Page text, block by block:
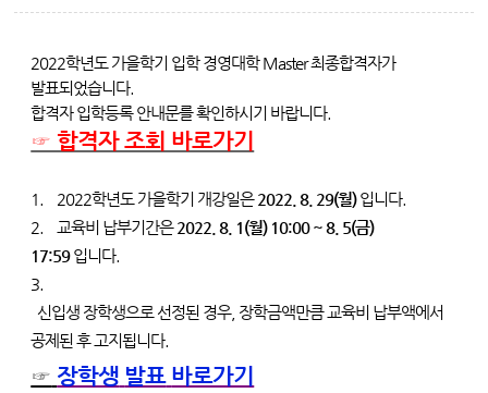
2022학년도 가을학기 입학 경영대학 Master 최종합격자가
발표되었습니다.
합격자 입학등록 안내문를 확인하시기 바랍니다.
☞ 합격자 조회 바로가기
1. 2022학년도 가을학기 개강일은 2022. 8. 29(월) 입니다.
2.
교육비 납부기간은 2022. 8. 1(월) 10:00 ~ 8. 5(금)
17:59입니다.
3.
신입생 장학생으로 선정된 경우, 장학금액만큼 교육비 납부액에서
공제된 후 고지됩니다.
☞ 장학생 발표 바로가기